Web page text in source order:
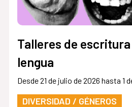
Talleres de
lengua
Desde 21 de julio de 2026 hasta 1
DIVERSIDAD / GÉNEROS